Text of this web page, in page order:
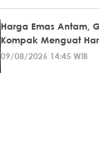
Harga Emas Antam,
Kompak Menguat
09/08/2026 14:45 WIB